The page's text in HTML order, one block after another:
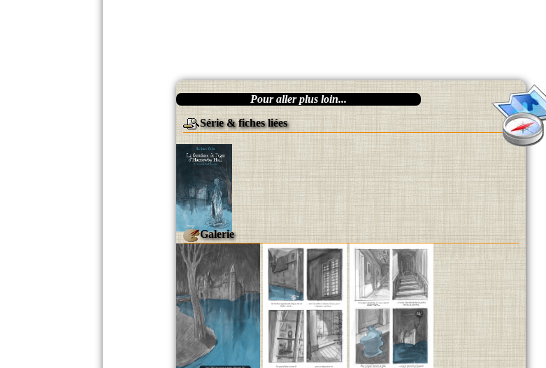
Pour aller plus loin...
Série & fiches liées
Galerie